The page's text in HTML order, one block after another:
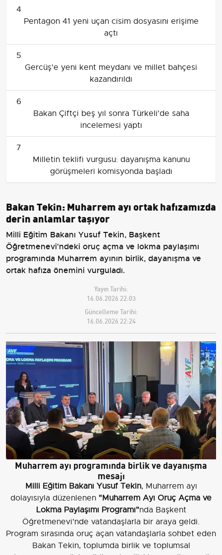
4
Pentagon 41 yeni uçan cisim dosyasını erişime
açtı
5
Gercüş'e yeni kent meydanı ve millet bahçesi
kazandırıldı
6
Bakan Çiftçi beş yıl sonra Türkeli'de saha
incelemesi yaptı
7
Milletin teklifi vurgusu: dayanışma kanunu
görüşmeleri komisyonda başladı
Bakan Tekin: Muharrem ayı ortak hafızamızda
derin anlamlar taşıyor
Milli Eğitim Bakanı Yusuf Tekin, Başkent
Öğretmenevi'ndeki oruç açma ve lokma paylaşımı
programında Muharrem ayının birlik, dayanışma ve
ortak hafıza önemini vurguladı.
Yayın Tarihi:
16.06.2026 22:03
Güncelleme Tarihi:
16.06.2026 22:24
Muharrem ayı programında birlik ve dayanışma
mesajı
Milli Eğitim Bakanı Yusuf Tekin, Muharrem ayı
dolayısıyla düzenlenen "Muharrem Ayı Oruç Açma ve
Lokma Paylaşımı Programı"nda Başkent
Öğretmenevi'nde vatandaşlarla bir araya geldi.
Program sırasında oruç açan vatandaşlarla sohbet eden
Bakan Tekin, toplumda birlik ve toplumsal